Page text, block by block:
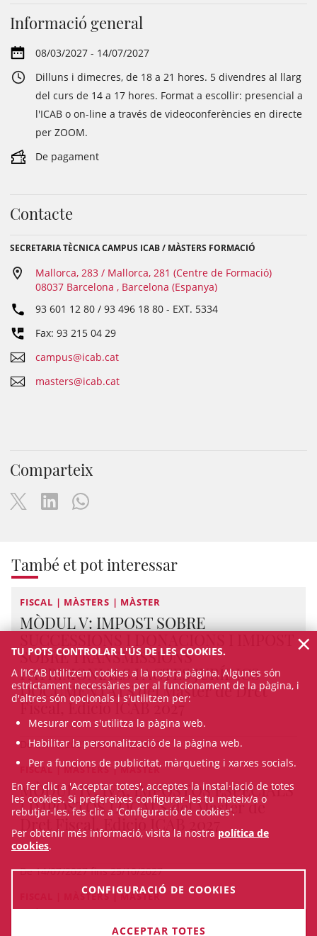
INSCRIU-TE
Informació general
08/03/2027 - 14/07/2027
Dilluns i dimecres, de 18 a 21 hores. 5 divendres al llarg
del curs de 14 a 17 hores. Format a escollir: presencial a
l'ICAB o on-line a través de videoconferències en directe
per ZOOM.
De pagament
Contacte
SECRETARIA TÈCNICA CAMPUS ICAB / MÀSTERS FORMACIÓ
Mallorca, 283 / Mallorca, 281 (Centre de Formació)
08037 Barcelona , Barcelona (Espanya)
93 601 12 80 / 93 496 18 80 - EXT. 5334
Fax: 93 215 04 29
campus@icab.cat
masters@icab.cat
Comparteix
També et pot interessar
FISCAL | MÀSTERS | MÀSTER
MÒDUL V: IMPOST SOBRE
SOBRE TRANSMISSIONS
PATRIMONIALS I ACTES JURÍDICS
DOCUMENTATS del Màster de Dret
Fiscal, Edició ICAB 2027
De 27/10/2027 fins 15/12/2027
FISCAL | MÀSTERS | MÀSTER
MÒDUL IV: IVA, IMPOSTOS ESPECIALS
I IMPOSTOS LOCALS del Màster de
Dret Fiscal, Edició ICAB 2027
De 14/07/2027 fins 25/10/2027
FISCAL | MÀSTERS | MÀSTER
TU POTS CONTROLAR L'ÚS DE LES COOKIES.
A l’ICAB utilitzem cookies a la nostra pàgina. Algunes són
estrictament necessàries per al funcionament de la pàgina, i
d'altres són opcionals i s'utilitzen per:
Mesurar com s'utilitza la pàgina web.
Habilitar la personalització de la pàgina web.
Per a funcions de publicitat, màrqueting i xarxes socials.
En fer clic a 'Acceptar totes', acceptes la instal·lació de totes
les cookies. Si prefereixes configurar-les tu mateix/a o
rebutjar-les, fes clic a 'Configuració de cookies'.
Per obtenir més informació, visita la nostra política de
cookies.
CONFIGURACIÓ DE COOKIES
ACCEPTAR TOTES
×